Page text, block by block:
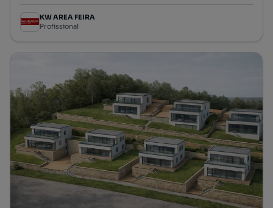
KW AREA FEIRA
Profissional